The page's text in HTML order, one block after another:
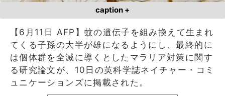
caption +
【6月11日 AFP】蚊の遺伝子を組み換えて生まれ
てくる子孫の大半が雄になるようにし、最終的に
は個体群を全滅に導くとしたマラリア対策に関す
る研究論文が、10日の英科学誌ネイチャー・コミ
ュニケーションズに掲載された。